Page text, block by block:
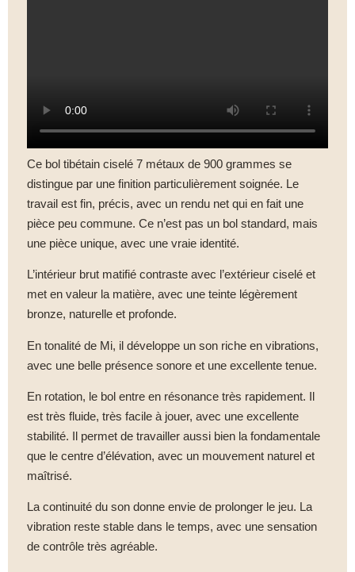
Ce bol tibétain ciselé 7 métaux de 900 grammes se
distingue par une finition particulièrement soignée. Le
travail est fin, précis, avec un rendu net qui en fait une
pièce peu commune. Ce n’est pas un bol standard, mais
une pièce unique, avec une vraie identité.
L’intérieur brut matifié contraste avec l’extérieur ciselé et
met en valeur la matière, avec une teinte légèrement
bronze, naturelle et profonde.
En tonalité de Mi, il développe un son riche en vibrations,
avec une belle présence sonore et une excellente tenue.
En rotation, le bol entre en résonance très rapidement. Il
est très fluide, très facile à jouer, avec une excellente
stabilité. Il permet de travailler aussi bien la fondamentale
que le centre d’élévation, avec un mouvement naturel et
maîtrisé.
La continuité du son donne envie de prolonger le jeu. La
vibration reste stable dans le temps, avec une sensation
de contrôle très agréable.